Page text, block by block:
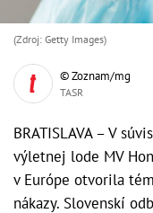
(Zdroj: Getty Images)
© Zoznam/mg
TASR
BRATISLAVA – V
výletnej lode MV
v Európe otvorila
nákazy. Slovenskí